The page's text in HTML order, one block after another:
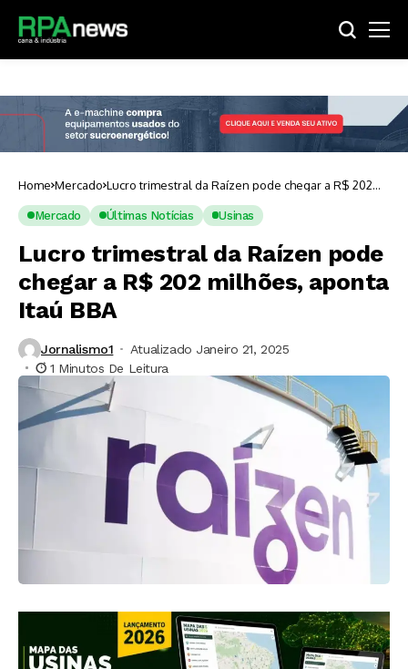
Home Mercado Lucro trimestral da Raízen pode chegar a R$ 202
Mercado Últimas Notícias Usinas
Lucro trimestral da Raízen pode
chegar a R$ 202 milhões, aponta
Itaú BBA
Jornalismo1
Atualizado Janeiro 21, 2025
1 Minutos De Leitura